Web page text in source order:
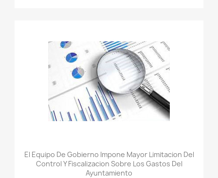
El Equipo De Gobierno Impone Mayor Limitacion Del
Control Y Fiscalizacion Sobre Los Gastos Del
Ayuntamiento